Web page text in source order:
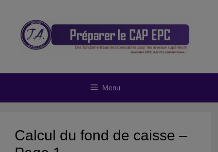
contenu
Menu
Calcul du fond de caisse –